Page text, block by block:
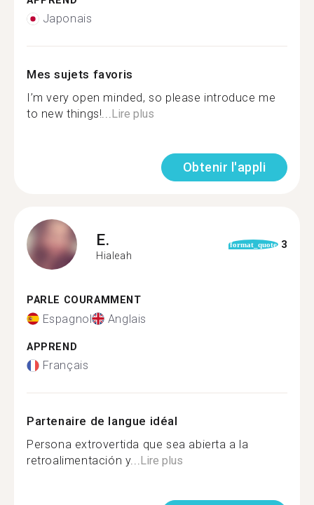
Japonais
Mes sujets favoris
I’m very open minded, so please introduce me
to new things!...Lire plus
Obtenir l'appli
E.
Hialeah
format_quote 3
PARLE COURAMMENT
Espagnol Anglais
APPREND
Français
Partenaire de langue idéal
Persona extrovertida que sea abierta a la
retroalimentación y...Lire plus